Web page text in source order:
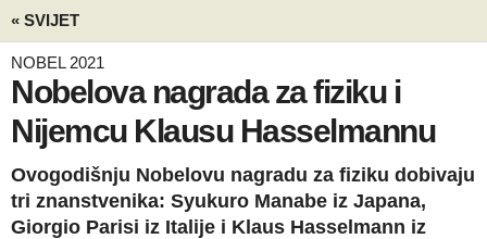
« SVIJET
NOBEL 2021
Nobelova nagrada za fiziku i
Nijemcu Klausu Hasselmannu
Ovogodišnju Nobelovu nagradu za fiziku dobivaju
tri znanstvenika: Syukuro Manabe iz Japana,
Giorgio Parisi iz Italije i Klaus Hasselmann iz